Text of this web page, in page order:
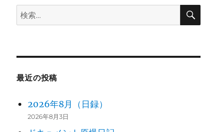
検
索:
検
最近の投稿
2026年8月（日録）
2026年8月3日